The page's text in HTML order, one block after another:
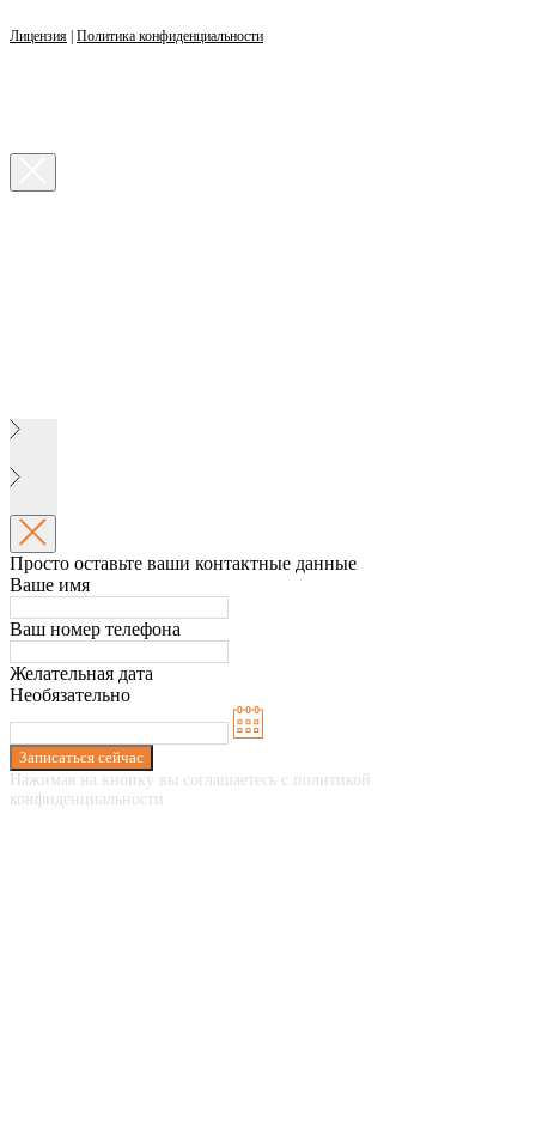
Лицензия Политика конфиденциальности
Просто оставьте ваши контактные данные
Ваше имя
Ваш номер телефона
Желательная дата
Необязательно
Записаться сейчас
Нажимая на кнопку вы соглашаетесь с политикой
конфиденциальности